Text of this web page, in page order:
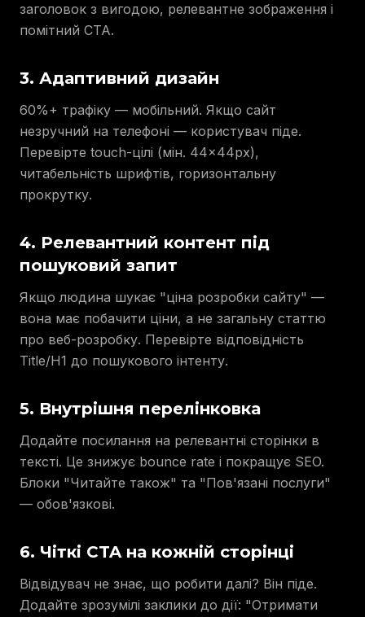
заголовок з вигодою, релевантне зображення і
помітний CTA.
3. Адаптивний дизайн
60%+ трафіку — мобільний. Якщо сайт
незручний на телефоні — користувач піде.
Перевірте touch-цілі (мін. 44×44px),
читабельність шрифтів, горизонтальну
прокрутку.
4. Релевантний контент під
пошуковий запит
Якщо людина шукає "ціна розробки сайту" —
вона має побачити ціни, а не загальну статтю
про веб-розробку. Перевірте відповідність
Title/H1 до пошукового інтенту.
5. Внутрішня перелінковка
Додайте посилання на релевантні сторінки в
тексті. Це знижує bounce rate і покращує SEO.
Блоки "Читайте також" та "Пов'язані послуги"
— обов'язкові.
6. Чіткі CTA на кожній сторінці
Відвідувач не знає, що робити далі? Він піде.
Додайте зрозумілі заклики до дії: "Отримати